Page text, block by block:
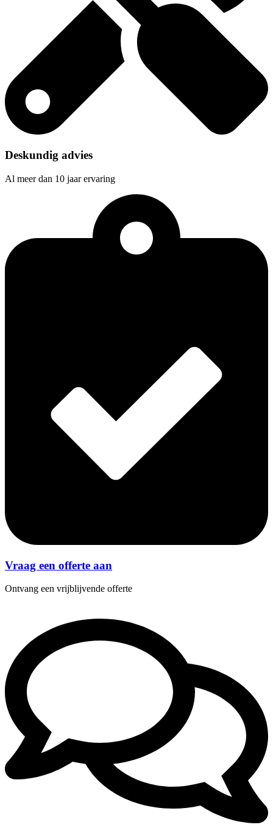
Deskundig advies
Al meer dan 10 jaar ervaring
Vraag een offerte aan
Ontvang een vrijblijvende offerte